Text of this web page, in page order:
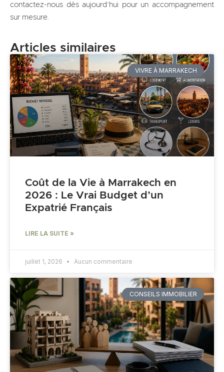
contactez-nous dès aujourd’hui pour un accompagnement
sur mesure.
Articles similaires
VIVRE À MARRAKECH
Coût de la Vie à Marrakech en
2026 : Le Vrai Budget d’un
Expatrié Français
LIRE LA SUITE »
juillet 1, 2026 Aucun commentaire
CONSEILS IMMOBILIER